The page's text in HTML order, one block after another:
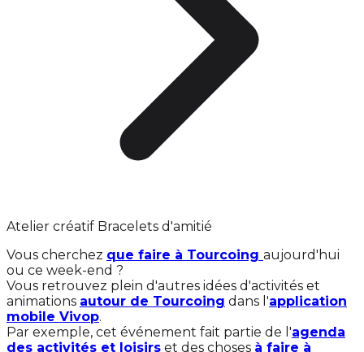
Atelier créatif Bracelets d'amitié
Vous cherchez que faire à Tourcoing aujourd'hui
ou ce week-end ?
Vous retrouvez plein d'autres idées d'activités et
animations autour de Tourcoing dans l'application
mobile Vivop.
Par exemple, cet événement fait partie de l'agenda
des activités et loisirs et des choses à faire à